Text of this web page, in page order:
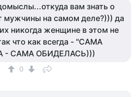
вам знать о
мужчины на самом деле?))) да
никогда женщине в этом не
что как всегда - "САМА
- САМА ОБИДЕЛАСЬ)))
0